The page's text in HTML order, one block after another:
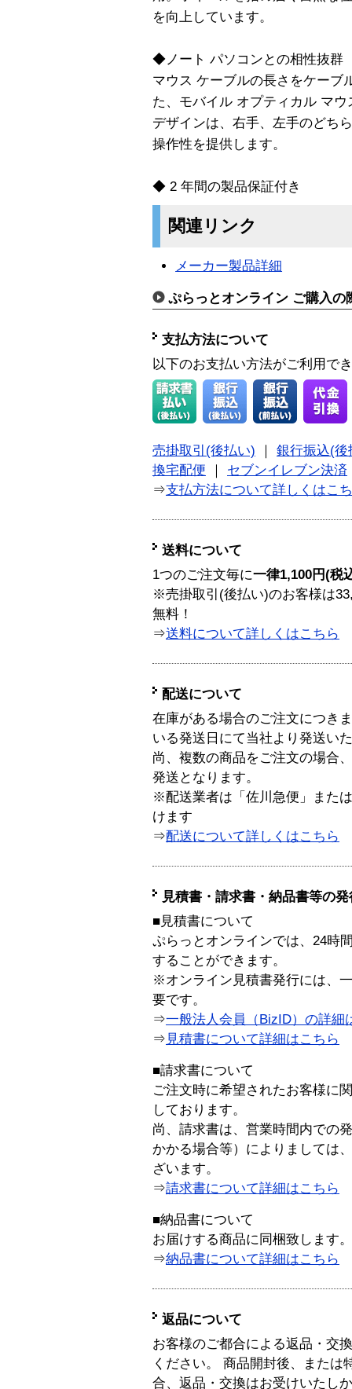
を向上しています。
◆ノート パソコンとの相性抜群
マウス ケーブルの長さをケーブ
た、モバイル オプティカル マ
デザインは、右手、左手のどち
操作性を提供します。
◆ 2 年間の製品保証付き
関連リンク
メーカー製品詳細
ぷらっとオンライン ご購入の
支払方法について
以下のお支払い方法がご利用で
売掛取引(後払い)
銀行振込(後
換宅配便
セブンイレブン決済
⇒支払方法について詳しくはこ
送料について
1つのご注文毎に一律1,100円(税
※売掛取引(後払い)のお客様は
無料！
⇒送料について詳しくはこちら
配送について
在庫がある場合のご注文につき
いる発送日にて当社より発送い
尚、複数の商品をご注文の場合
発送となります。
※配送業者は「佐川急便」また
けます
⇒配送について詳しくはこちら
見積書・請求書・納品書等の
■見積書について
ぷらっとオンラインでは、24時
することができます。
※オンライン見積書発行には、
要です。
⇒一般法人会員（BizID）の詳細
⇒ 見積書について詳細はこちら
■請求書について
ご注文時に希望されたお客様に
しております。
尚、請求書は、営業時間内での
かかる場合等）によりましては
ざいます。
⇒請求書について詳細はこちら
■納品書について
お届けする商品に同梱致します。
⇒納品書について詳細はこちら
返品について
お客様のご都合による返品・交
ください。 商品開封後、または
合、返品・交換はお受けいたし